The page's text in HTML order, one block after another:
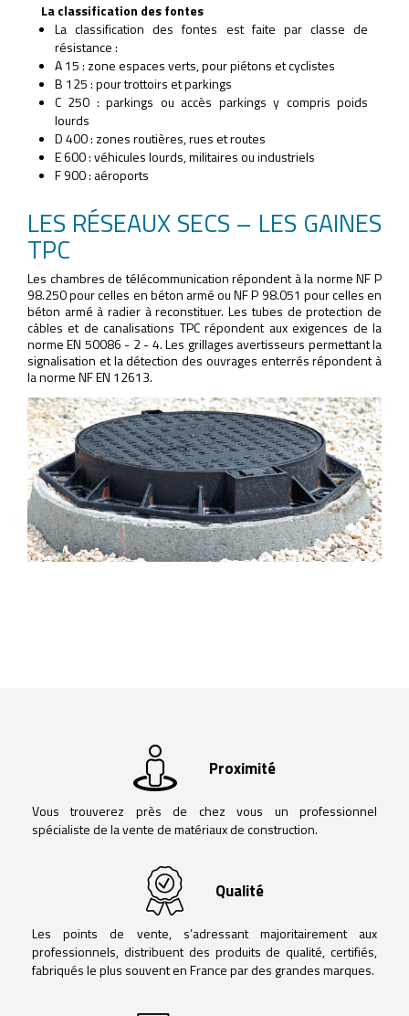
La classification des fontes
La classification des fontes est faite par classe de
résistance :
A 15 : zone espaces verts, pour piétons et cyclistes
B 125 : pour trottoirs et parkings
C 250 : parkings ou accès parkings y compris poids
lourds
D 400 : zones routières, rues et routes
E 600 : véhicules lourds, militaires ou industriels
F 900 : aéroports
LES RÉSEAUX SECS – LES GAINES
TPC
Les chambres de télécommunication répondent à la norme NF P
98.250 pour celles en béton armé ou NF P 98.051 pour celles en
béton armé à radier à reconstituer. Les tubes de protection de
câbles et de canalisations TPC répondent aux exigences de la
norme EN 50086 - 2 - 4. Les grillages avertisseurs permettant la
signalisation et la détection des ouvrages enterrés répondent à
la norme NF EN 12613.
Proximité
Vous trouverez près de chez vous un professionnel
spécialiste de la vente de matériaux de construction.
Qualité
Les points de vente, s’adressant majoritairement aux
professionnels, distribuent des produits de qualité, certifiés,
fabriqués le plus souvent en France par des grandes marques.